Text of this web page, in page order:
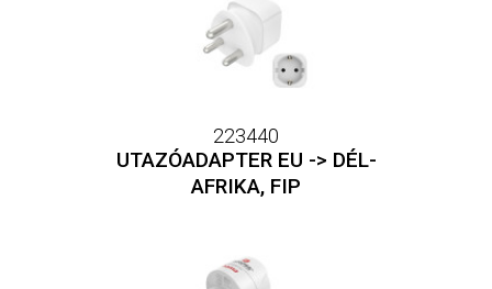
223440
UTAZÓADAPTER EU -> DÉL-
AFRIKA, FIP